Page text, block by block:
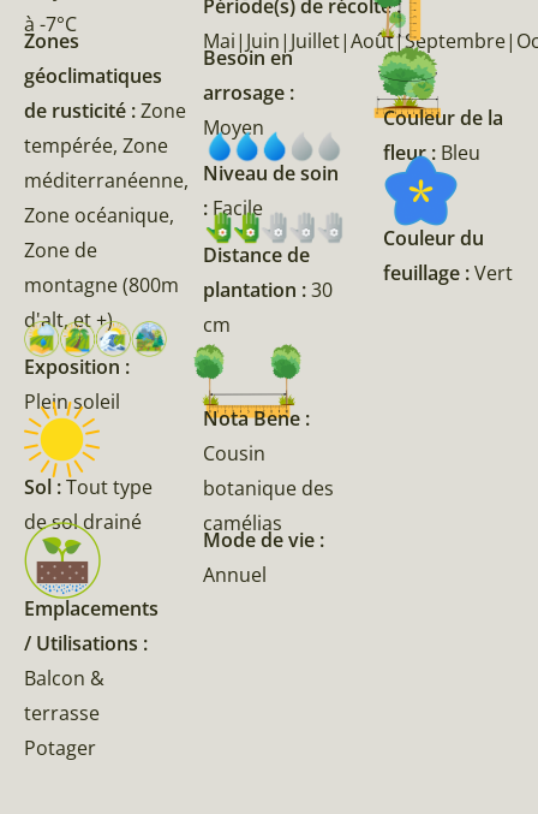
à -7°C
Zones
géoclimatiques
de rusticité :Zone
tempérée, Zone
méditerranéenne,
Zone océanique,
Zone de
montagne (800m
d'alt, et +)
Exposition :
Plein soleil
Sol :Tout type
de sol drainé
Emplacements
/ Utilisations :
Balcon &
terrasse
Potager
Période(s) de récolte :
Besoin en
arrosage :
Moyen
Niveau de soin
: Facile
Distance de
plantation :30
cm
Nota Bene :
Cousin
botanique des
camélias
Mode de vie :
Annuel
Couleur de la
fleur : Bleu
Couleur du
feuillage :Vert